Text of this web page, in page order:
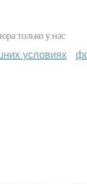
только у нас
условиях